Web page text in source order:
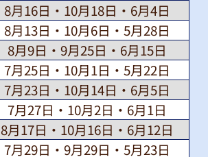
8月16日・10月18日・6月4日
8月13日・10月6日・5月28日
8月9日・9月25日・6月15日
7月25日・10月1日・5月22日
7月23日・10月14日・6月5日
7月27日・10月2日・6月1日
8月17日・10月16日・6月12日
7月29日・9月29日・5月23日